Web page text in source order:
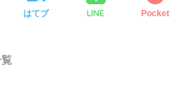
はてブ LINE Pocket